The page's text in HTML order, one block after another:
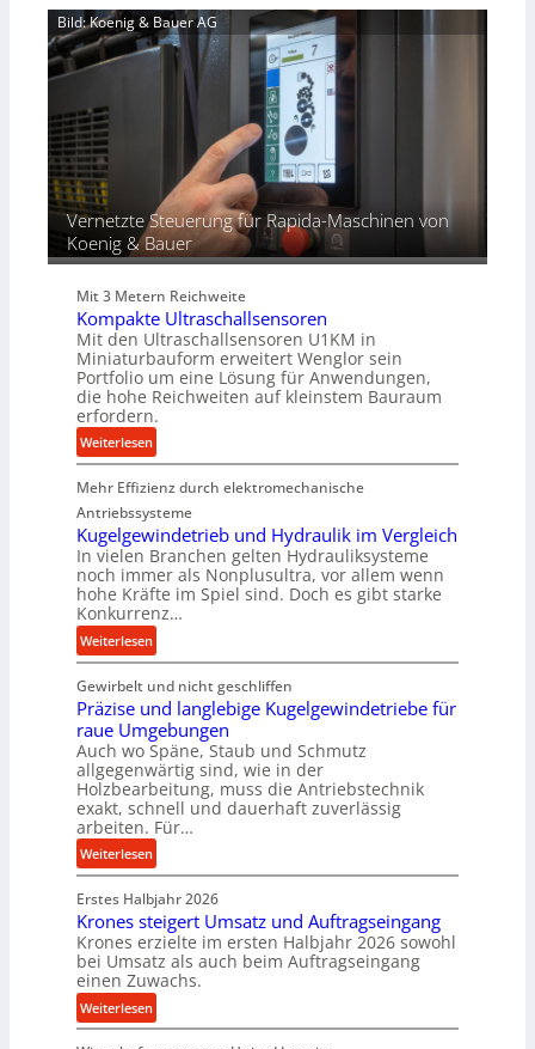
r
o
n
d
u
d
i
P
r
o
d
u
k
t
i
o
n
i
n
d
e
n
M
i
t
t
e
l
s
a
n
d
d
i
Bild: Koenig & Bauer AG
Vernetzte Steuerung für Rapida-Maschinen von
Koenig & Bauer
Mit 3 Metern Reichweite
Kompakte Ultraschallsensoren
Mit den Ultraschallsensoren U1KM in
Miniaturbauform erweitert Wenglor sein
Portfolio um eine Lösung für Anwendungen,
die hohe Reichweiten auf kleinstem Bauraum
erfordern.
Weiterlesen:
K
o
m
p
a
k
t
e
U
l
t
r
a
s
c
h
a
l
l
s
e
n
s
o
r
e
Mehr Effizienz durch elektromechanische
Antriebssysteme
Kugelgewindetrieb und Hydraulik im Vergleich
In vielen Branchen gelten Hydrauliksysteme
noch immer als Nonplusultra, vor allem wenn
hohe Kräfte im Spiel sind. Doch es gibt starke
Konkurrenz…
Weiterlesen:
K
u
g
e
l
g
e
w
i
n
e
r
i
b
Gewirbelt und nicht geschliffen
Präzise und langlebige Kugelgewindetriebe für
raue Umgebungen
Auch wo Späne, Staub und Schmutz
allgegenwärtig sind, wie in der
Holzbearbeitung, muss die Antriebstechnik
exakt, schnell und dauerhaft zuverlässig
arbeiten. Für…
Weiterlesen:
P
r
ä
z
i
s
e
u
Erstes Halbjahr 2026
Krones steigert Umsatz und Auftragseingang
Krones erzielte im ersten Halbjahr 2026 sowohl
bei Umsatz als auch beim Auftragseingang
einen Zuwachs.
Weiterlesen:
K